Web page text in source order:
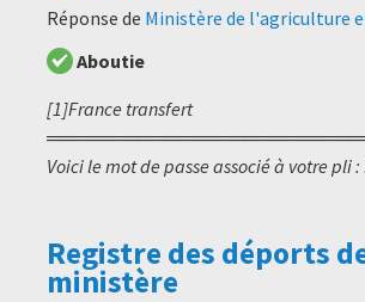
Réponse de Ministère de l'agriculture
Aboutie
[1]France transfert
Voici le mot de passe associé à votre pli :
Registre des déports
ministère